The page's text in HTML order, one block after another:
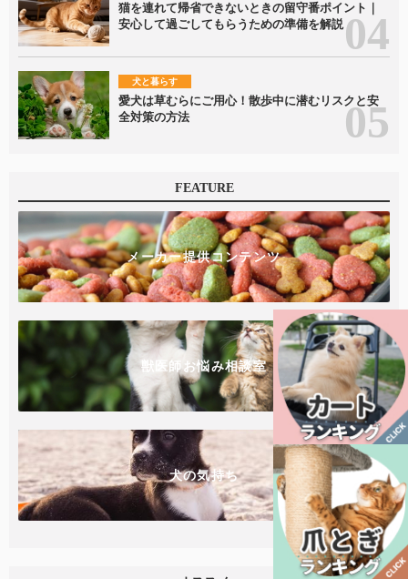
猫を連れて帰省できないときの留守番ポイント｜
安心して過ごしてもらうための準備を解説
犬と暮らす
愛犬は草むらにご用心！散歩中に潜むリスクと安
全対策の方法
FEATURE
メーカー提供コンテンツ
獣医師お悩み相談室
犬の気持ち